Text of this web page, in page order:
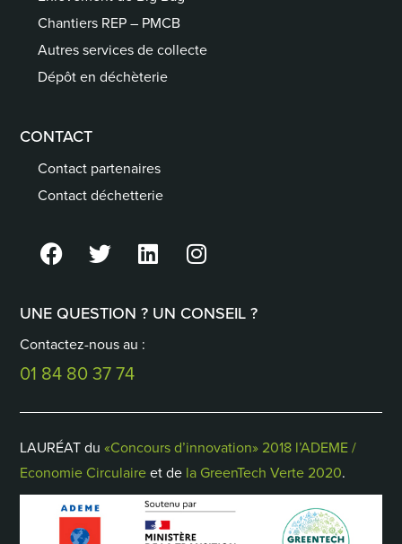
Chantiers REP – PMCB
Autres services de collecte
Dépôt en déchèterie
CONTACT
Contact partenaires
Contact déchetterie
UNE QUESTION ? UN CONSEIL ?
Contactez-nous au :
01 84 80 37 74
LAURÉAT du«Concours d’innovation» 2018 l’ADEME /
Economie Circulaireet de la GreenTech Verte 2020.